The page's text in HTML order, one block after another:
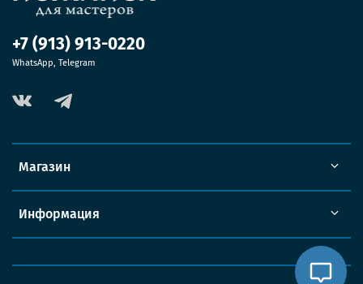
Магазин
Информация
+7 (913) 913-0220
WhatsApp, Telegram